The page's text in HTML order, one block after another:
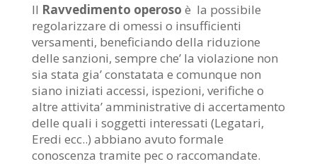
Il Ravvedimento operoso è la possibile
regolarizzare di omessi o insufficienti
versamenti, beneficiando della riduzione
delle sanzioni, sempre che’ la violazione non
sia stata gia’ constatata e comunque non
siano iniziati accessi, ispezioni, verifiche o
altre attivita’ amministrative di accertamento
delle quali i soggetti interessati (Legatari,
Eredi ecc..) abbiano avuto formale
conoscenza tramite pec o raccomandate.